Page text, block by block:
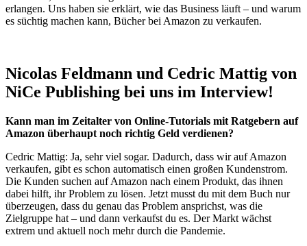
erlangen. Uns haben sie erklärt, wie das Business läuft – und warum
es süchtig machen kann, Bücher bei Amazon zu verkaufen.
Nicolas Feldmann und Cedric Mattig von
NiCe Publishing bei uns im Interview!
Kann man im Zeitalter von Online-Tutorials mit Ratgebern auf
Amazon überhaupt noch richtig Geld verdienen?
Cedric Mattig: Ja, sehr viel sogar. Dadurch, dass wir auf Amazon
verkaufen, gibt es schon automatisch einen großen Kundenstrom.
Die Kunden suchen auf Amazon nach einem Produkt, das ihnen
dabei hilft, ihr Problem zu lösen. Jetzt musst du mit dem Buch nur
überzeugen, dass du genau das Problem ansprichst, was die
Zielgruppe hat – und dann verkaufst du es. Der Markt wächst
extrem und aktuell noch mehr durch die Pandemie.